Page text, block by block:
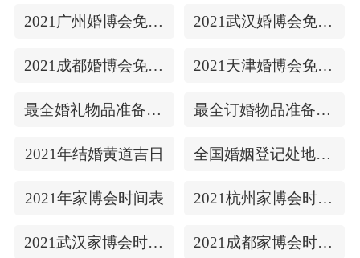
2021广州婚博会免费门票 2021武汉婚博会免费门票
2021成都婚博会免费门票 2021天津婚博会免费门票
最全婚礼物品准备清单 最全订婚物品准备清单
2021年结婚黄道吉日 全国婚姻登记处地址/上下时间
2021年家博会时间表 2021杭州家博会时间表
2021武汉家博会时间表 2021成都家博会时间表